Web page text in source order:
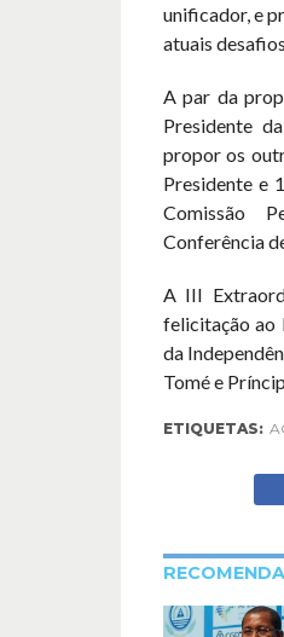
unificador, e
atuais
A par da
Presidente
propor os
Presidente e
Comissão
Conferência
A III
felicitação ao
da
Tomé e
ETIQUETAS: